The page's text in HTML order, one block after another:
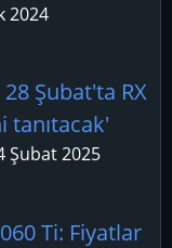
2024
Şubat'ta RX
tanıtacak'
Şubat 2025
Ti: Fiyatlar